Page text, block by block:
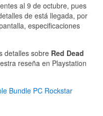
al 9 de octubre, pues
de está llegada, por
especificaciones
detalles sobre Red Dead
reseña en Playstation
Bundle PC Rockstar